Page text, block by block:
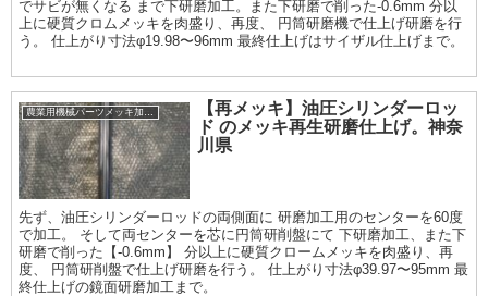
でサビが無くなる まで下研磨加工。また下研磨で削った-0.6mm 分以
上に硬質クロムメッキを肉盛り、再度、 円筒研磨機で仕上げ研磨を行
う。 仕上がり寸法φ19.98〜96mm 最終仕上げはサイザル仕上げまで。
【再メッキ】油圧シリンダーロッ
ド のメッキ再生研磨仕上げ。神奈
川県
先ず、油圧シリンダーロッドの両側面に 研磨加工用のセンターを60度
で加工。 そして両センターを芯に円筒研削盤にて 下研磨加工、また下
研磨で削った【-0.6mm】 分以上に硬質クロームメッキを肉盛り、再
度、 円筒研削盤で仕上げ研磨を行う。 仕上がり寸法φ39.97〜95mm 最
終仕上げの鏡面研磨加工まで。